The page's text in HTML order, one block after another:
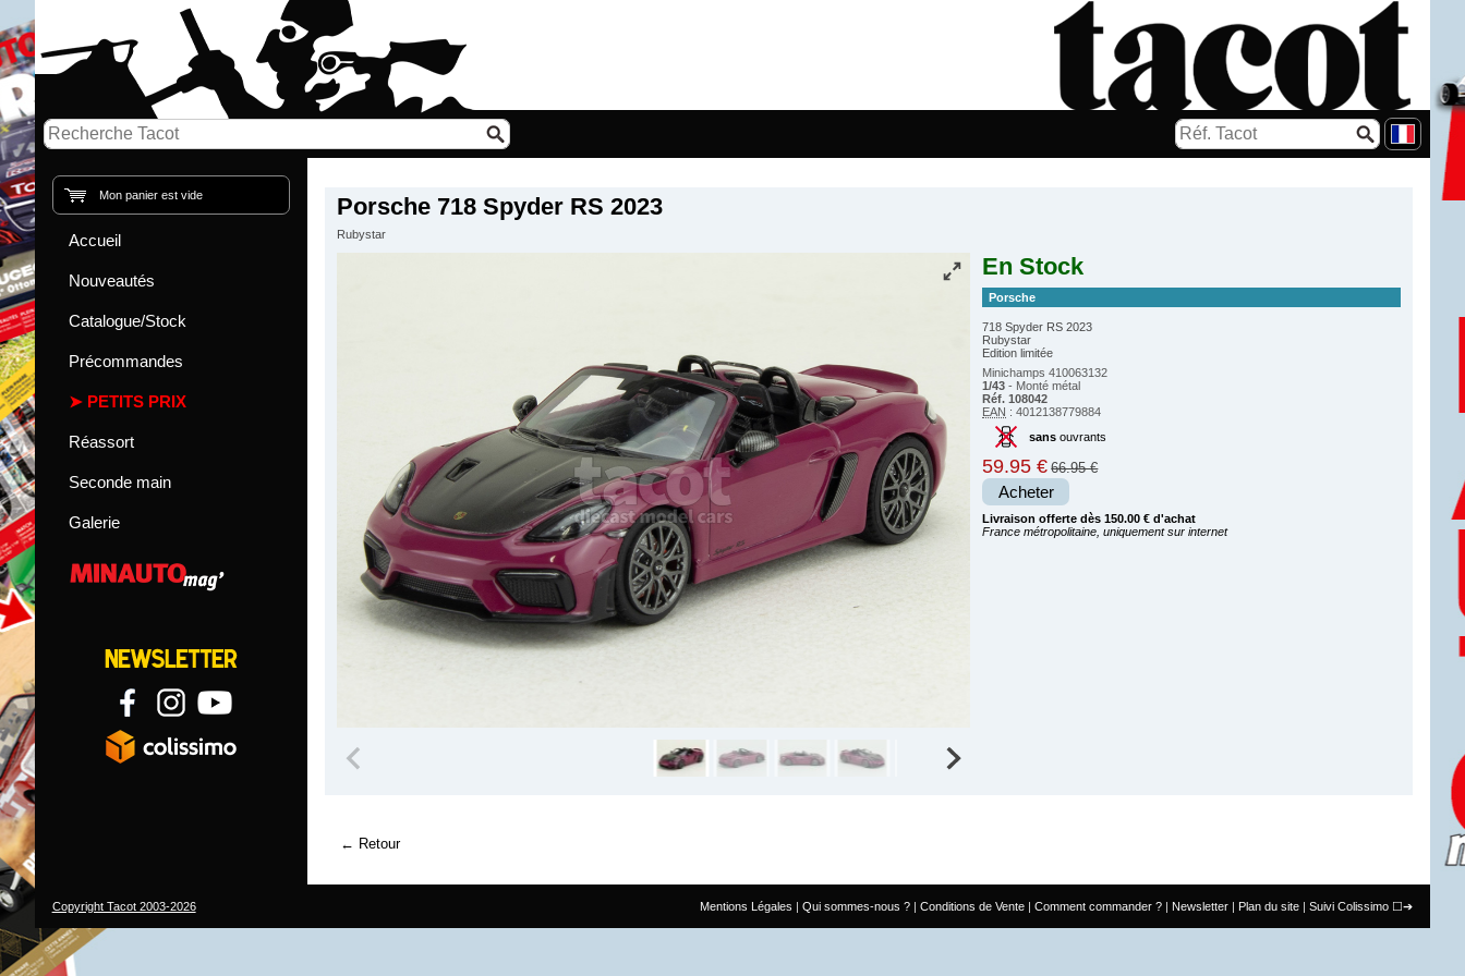
Porsche 718 Spyder RS 2023
Rubystar
En Stock
Porsche
718 Spyder RS 2023
Rubystar
Edition limitée
Minichamps 410063132
1/43 - Monté métal
Réf. 108042
EAN : 4012138779884
sansouvrants
59.95 € 66.95 €
Acheter
Livraison offerte dès 150.00 € d'achat
France métropolitaine, uniquement sur internet
Retour
Mon panier est vide
Accueil
Nouveautés
Catalogue/Stock
Précommandes
PETITS PRIX
Réassort
Seconde main
Galerie
Mentions Légales Qui sommes-nous ? Conditions de Vente Comment commander ? Newsletter Plan du site Suivi Colissimo
Copyright Tacot 2003-2026